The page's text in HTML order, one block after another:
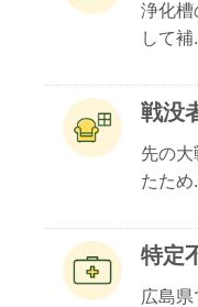
浄化槽
して補
戦没
先の
たため
特定
広島